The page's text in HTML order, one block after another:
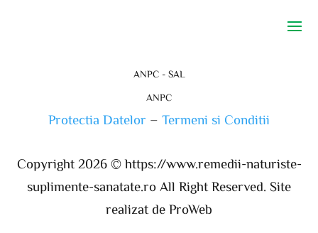
ANPC - SAL
ANPC
Protectia Datelor – Termeni si Conditii
Copyright 2026 ©https://www.remedii-naturiste-
suplimente-sanatate.ro All Right Reserved. Site
realizat de ProWeb